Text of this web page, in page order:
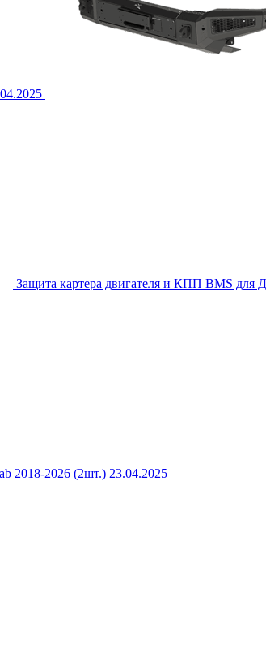
Защита картера двигателя и КПП BMS
2018-2026 (2шт.) 23.04.2025